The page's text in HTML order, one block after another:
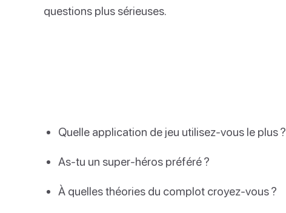
questions plus sérieuses.
Quelle application de jeu utilisez-vous le plus ?
As-tu un super-héros préféré ?
À quelles théories du complot croyez-vous ?